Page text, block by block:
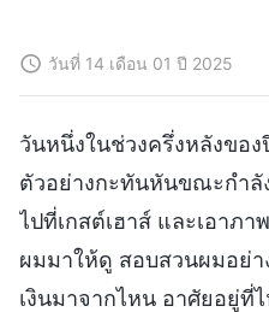
วันที่ 14 เดือน 01 ปี 2025
วันหนึ่งในช่วงครึ่งหลังขอ
ตัวอย่างกะทันหันขณะกำลั
ไปที่เกสต์เฮาส์ และเอาภ
ผมมาให้ดู สอบสวนผมอย่า
เงินมาจากไหน อาศัยอยู่ที่